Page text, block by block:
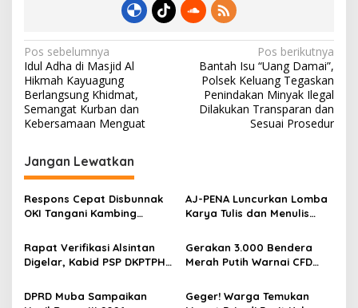
N
a
v
i
a
s
i
o
Pos sebelumnya
Idul Adha di Masjid Al
Hikmah Kayuagung
Berlangsung Khidmat,
Semangat Kurban dan
Kebersamaan Menguat
Pos berikutnya
Bantah Isu “Uang Damai”,
Polsek Keluang Tegaskan
Penindakan Minyak Ilegal
Dilakukan Transparan dan
Sesuai Prosedur
Jangan Lewatkan
Respons Cepat Disbunnak
OKI Tangani Kambing
Peternak Diminta Waspadai
Penularan
‎AJ-PENA Luncurkan Lomba
Karya Tulis dan Menulis
Membangun Generasi
Jurnalis Muda Berdaya
Rapat Verifikasi Alsintan
Digelar, Kabid PSP DKPTPH
Sorotan Dugaan Gratifikasi
Gerakan 3.000 Bendera
Merah Putih Warnai CFD
HUT Ke-81 RI dengan
Semangat Persatuan
DPRD Muba Sampaikan
Geger! Warga Temukan